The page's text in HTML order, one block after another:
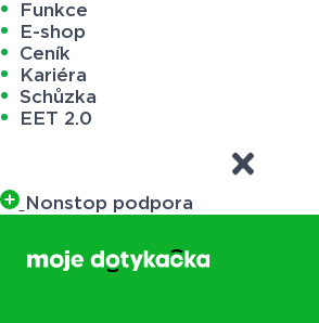
Funkce
E-shop
Ceník
Kariéra
Schůzka
EET 2.0
Nonstop podpora